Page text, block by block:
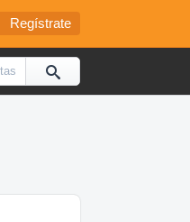
Regístrate